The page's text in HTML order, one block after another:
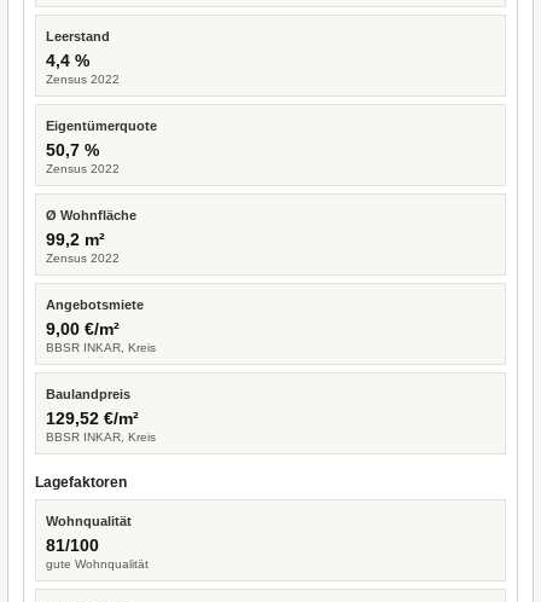
Leerstand
4,4 %
Zensus 2022
Eigentümerquote
50,7 %
Zensus 2022
Ø Wohnfläche
99,2 m²
Zensus 2022
Angebotsmiete
9,00 €/m²
BBSR INKAR, Kreis
Baulandpreis
129,52 €/m²
BBSR INKAR, Kreis
Lagefaktoren
Wohnqualität
81/100
gute Wohnqualität